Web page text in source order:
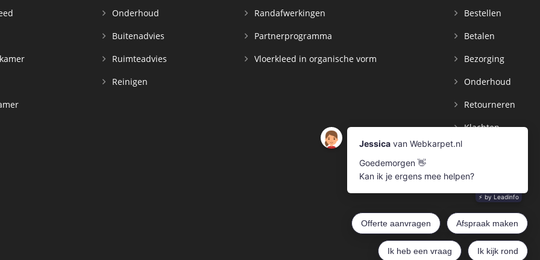
Onderhoud
Buitenadvies
Ruimteadvies
Reinigen
Randafwerkingen
Partnerprogramma
Vloerkleed in organische vorm
Bestellen
Betalen
Bezorging
Onderhoud
Retourneren
Klachten
Contact
Mijn Account